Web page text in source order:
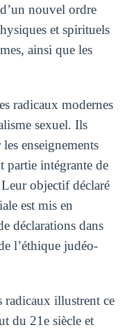
nouvel ordre
et spirituels
ainsi que les
radicaux modernes
sexuel. Ils
enseignements
partie intégrante de
objectif déclaré
est mis en
déclarations dans
l’éthique judéo-
radicaux illustrent ce
du 21e siècle et